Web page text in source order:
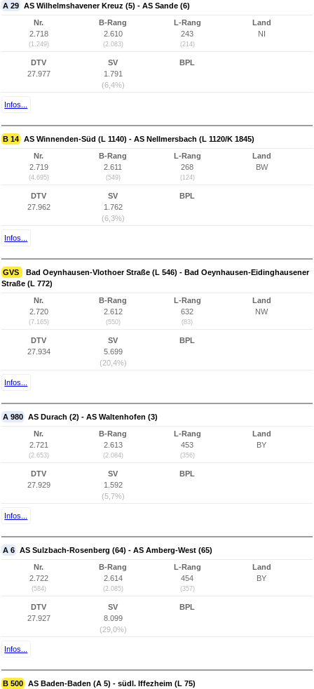
A 29 AS Wilhelmshavener Kreuz (5) - AS Sande (6)
Nr.
2.718
(1.249)
B-Rang
2.610
(2.083)
L-Rang
243
(214)
Land
NI
DTV
27.977
SV
1.791
(6,4%)
BPL
Infos...
B 14 AS Winnenden-Süd (L 1140) - AS Nellmersbach (L 1120/K 1845)
Nr.
2.719
(4.695)
B-Rang
2.611
(549)
L-Rang
268
(124)
Land
BW
DTV
27.962
SV
1.762
(6,3%)
BPL
Infos...
GVS
Bad Oeynhausen-Vlothoer Straße (L 546) - Bad Oeynhausen-Eidinghausener
Straße (L 772)
Nr.
2.720
(7.165)
B-Rang
2.612
(550)
L-Rang
632
(83)
Land
NW
DTV
27.934
SV
5.699
(20,4%)
BPL
Infos...
A 980 AS Durach (2) - AS Waltenhofen (3)
Nr.
2.721
(2.653)
B-Rang
2.613
(2.084)
L-Rang
453
(356)
Land
BY
DTV
27.929
SV
1.592
(5,7%)
BPL
Infos...
A 6 AS Sulzbach-Rosenberg (64) - AS Amberg-West (65)
Nr.
2.722
(584)
B-Rang
2.614
(2.085)
L-Rang
454
(357)
Land
BY
DTV
27.927
SV
8.099
(29,0%)
BPL
Infos...
B 500 AS Baden-Baden (A 5) - südl. Iffezheim (L 75)